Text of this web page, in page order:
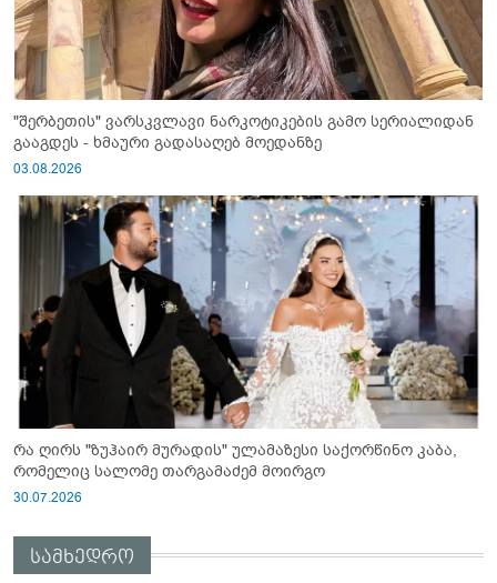
"შერბეთის" ვარსკვლავი ნარკოტიკების გამო სერიალიდან
გააგდეს - ხმაური გადასაღებ მოედანზე
03.08.2026
რა ღირს "ზუჰაირ მურადის" ულამაზესი საქორწინო კაბა,
რომელიც სალომე თარგამაძემ მოირგო
30.07.2026
სამხედრო